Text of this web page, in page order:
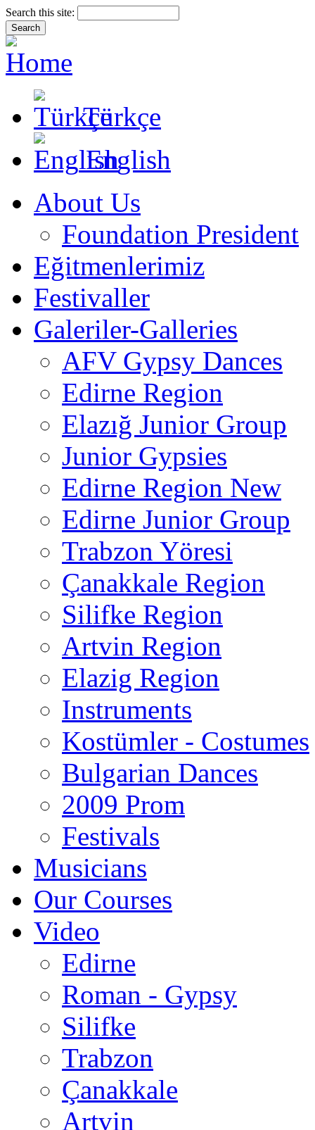
Search this site:
Türkçe
English
About Us
Foundation President
Eğitmenlerimiz
Festivaller
Galeriler-Galleries
AFV Gypsy Dances
Edirne Region
Elazığ Junior Group
Junior Gypsies
Edirne Region New
Edirne Junior Group
Trabzon Yöresi
Çanakkale Region
Silifke Region
Artvin Region
Elazig Region
Instruments
Kostümler - Costumes
Bulgarian Dances
2009 Prom
Festivals
Musicians
Our Courses
Video
Edirne
Roman - Gypsy
Silifke
Trabzon
Çanakkale
Artvin